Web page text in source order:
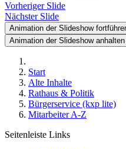
Vorheriger Slide
Nächster Slide
Animation der Slideshow
Animation der Slideshow anhalten
Start
Alte Inhalte
Rathaus & Politik
Bürgerservice (kxp lite)
Mitarbeiter A-Z
Seitenleiste Links